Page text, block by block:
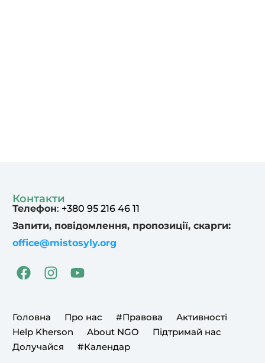
Контакти
Телефон: +380 95 216 46 11
Запити, повідомлення, пропозиції, скарги:
office@mistosyly.org
F
a
b
o
o
I
n
a
g
r
Y
o
u
b
e
Головна Про нас #Правова
Активності
Help Kherson
About NGO
Підтримай нас
Долучайся
#Календар